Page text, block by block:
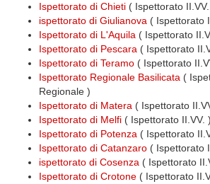
Ispettorato di Chieti ( Ispettorato
ispettorato di Giulianova ( Ispettorato
Ispettorato di L'Aquila ( Ispettorato
Ispettorato di Pescara ( Ispettorato
Ispettorato di Teramo ( Ispettorato
Ispettorato Regionale Basilicata (
Regionale )
Ispettorato di Matera ( Ispettorato
Ispettorato di Melfi ( Ispettorato II.VV. )
Ispettorato di Potenza ( Ispettorato
Ispettorato di Catanzaro ( Ispettorato
ispettorato di Cosenza ( Ispettorato
Ispettorato di Crotone ( Ispettorato